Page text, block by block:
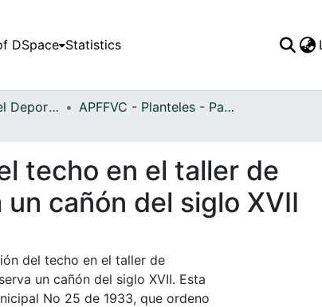
DSpace Statistics
La Educación y el Deporte
APFFVC - Planteles - Patrimonial
techo en el taller de
cañón del siglo XVII
del techo en el taller de
un cañón del siglo XVII. Esta
No 25 de 1933, que ordeno